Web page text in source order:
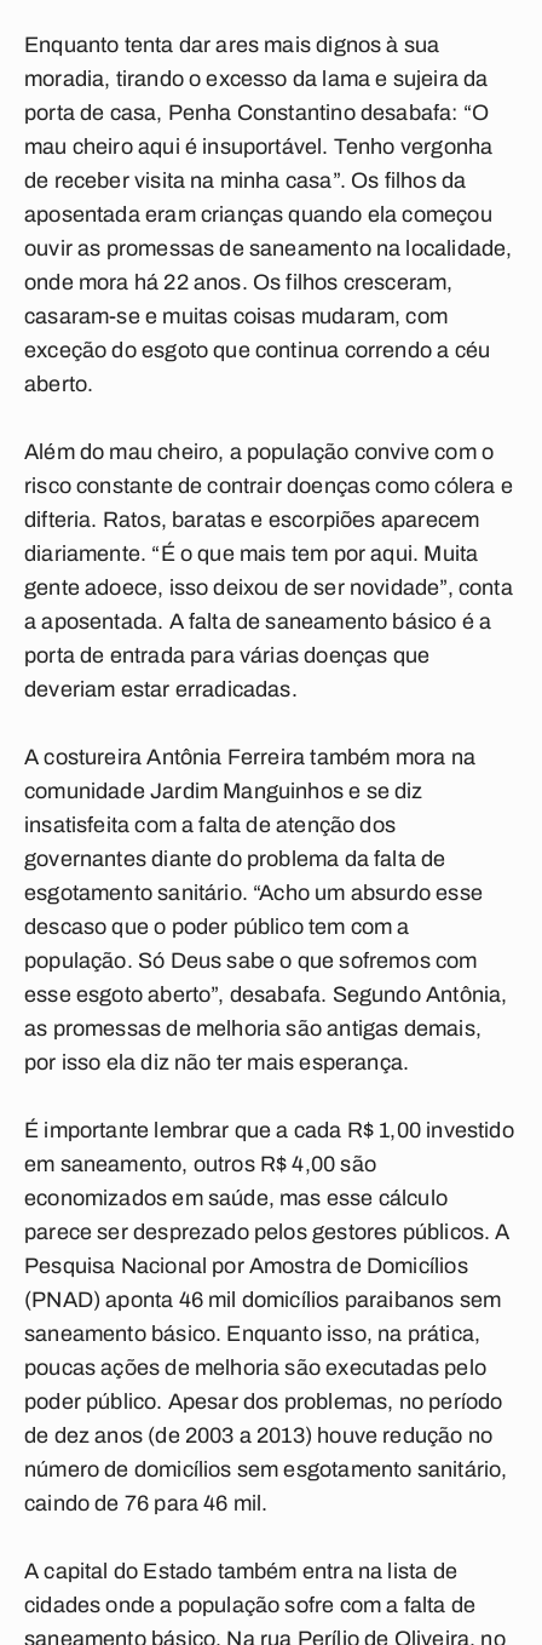
Enquanto tenta dar ares mais dignos à sua
moradia, tirando o excesso da lama e sujeira da
porta de casa, Penha Constantino desabafa: “O
mau cheiro aqui é insuportável. Tenho vergonha
de receber visita na minha casa”. Os filhos da
aposentada eram crianças quando ela começou
ouvir as promessas de saneamento na localidade,
onde mora há 22 anos. Os filhos cresceram,
casaram-se e muitas coisas mudaram, com
exceção do esgoto que continua correndo a céu
aberto.
Além do mau cheiro, a população convive com o
risco constante de contrair doenças como cólera e
difteria. Ratos, baratas e escorpiões aparecem
diariamente. “É o que mais tem por aqui. Muita
gente adoece, isso deixou de ser novidade”, conta
a aposentada. A falta de saneamento básico é a
porta de entrada para várias doenças que
deveriam estar erradicadas.
A costureira Antônia Ferreira também mora na
comunidade Jardim Manguinhos e se diz
insatisfeita com a falta de atenção dos
governantes diante do problema da falta de
esgotamento sanitário. “Acho um absurdo esse
descaso que o poder público tem com a
população. Só Deus sabe o que sofremos com
esse esgoto aberto”, desabafa. Segundo Antônia,
as promessas de melhoria são antigas demais,
por isso ela diz não ter mais esperança.
É importante lembrar que a cada R$ 1,00 investido
em saneamento, outros R$ 4,00 são
economizados em saúde, mas esse cálculo
parece ser desprezado pelos gestores públicos. A
Pesquisa Nacional por Amostra de Domicílios
(PNAD) aponta 46 mil domicílios paraibanos sem
saneamento básico. Enquanto isso, na prática,
poucas ações de melhoria são executadas pelo
poder público. Apesar dos problemas, no período
de dez anos (de 2003 a 2013) houve redução no
número de domicílios sem esgotamento sanitário,
caindo de 76 para 46 mil.
A capital do Estado também entra na lista de
cidades onde a população sofre com a falta de
saneamento básico. Na rua Perílio de Oliveira, no